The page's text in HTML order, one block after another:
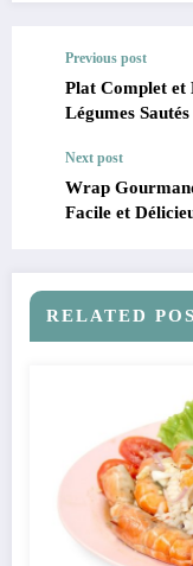
Previous post
Plat Complet
Légumes Sautés
Next post
Wrap
Facile et
RELATED